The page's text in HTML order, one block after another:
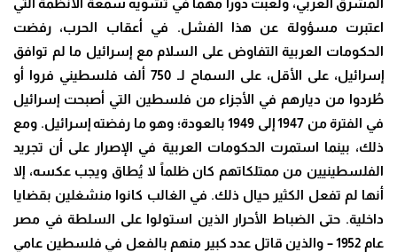
المشرق العربي، ولعبت دوراً مهماً في تشويه سمعة الأنظمة التي
اعتبرت مسؤولة عن هذا الفشل. في أعقاب الحرب، رفضت
الحكومات العربية التفاوض على السلام مع إسرائيل ما لم توافق
إسرائيل، على الأقل، على السماح لـ 750 ألف فلسطيني فروا أو
طُردوا من ديارهم في الأجزاء من فلسطين التي أصبحت إسرائيل
في الفترة من 1947 إلى 1949 بالعودة؛ وهو ما رفضته إسرائيل. ومع
ذلك، بينما استمرت الحكومات العربية في الإصرار على أن تجريد
الفلسطينيين من ممتلكاتهم كان ظلماً لا يُطاق ويجب عكسه، إلا
أنها لم تفعل الكثير حيال ذلك. في الغالب كانوا منشغلين بقضايا
داخلية. حتى الضباط الأحرار الذين استولوا على السلطة في مصر
عام 1952 – والذين قاتل عدد كبير منهم بالفعل في فلسطين عامي